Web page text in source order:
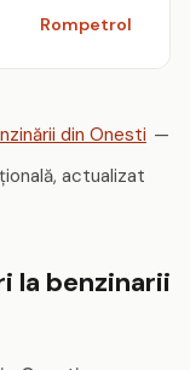
Rompetrol
din Onesti —
actualizat
la benzinarii